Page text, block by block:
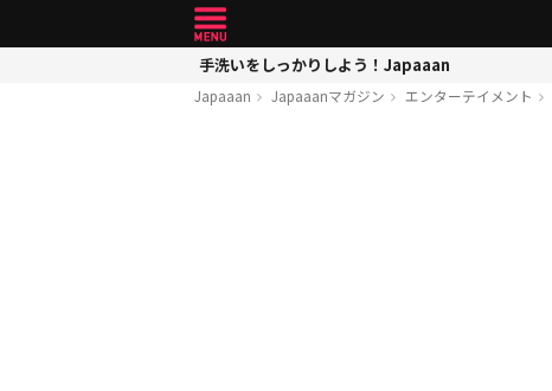
手洗いをしっかりしよう！Japaaan
Japaaan Japaaanマガジン エンターテイメント